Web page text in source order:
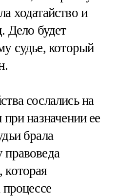
ходатайство и
Дело будет
судье, который
сослались на
назначении ее
брала
процессе